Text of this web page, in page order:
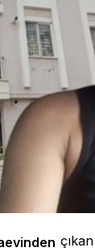
çıkan